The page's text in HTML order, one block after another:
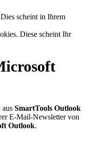
scheint in Ihrem
Diese scheint Ihr
aus SmartTools Outlook
E-Mail-Newsletter von
Outlook.